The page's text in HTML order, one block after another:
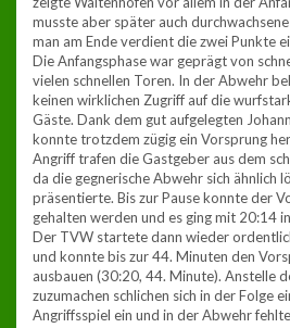
musste aber später auch
man am Ende verdient die zwei Punkte
Die Anfangsphase war geprägt von
vielen schnellen Toren. In der Abwehr
keinen wirklichen Zugriff auf die
Gäste. Dank dem gut aufgelegten
konnte trotzdem zügig ein Vorsprung
Angriff trafen die Gastgeber aus dem
da die gegnerische Abwehr sich ähnlich
präsentierte. Bis zur Pause konnte der
gehalten werden und es ging mit 20:14
Der TVW startete dann wieder
und konnte bis zur 44. Minuten den
ausbauen (30:20, 44. Minute). Anstelle
zuzumachen schlichen sich in der Folge
Angriffsspiel ein und in der Abwehr